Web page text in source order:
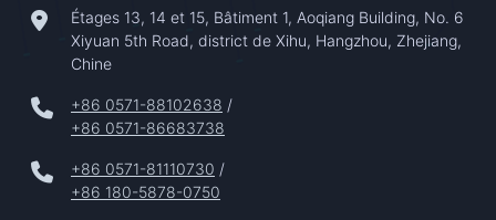
Étages 13, 14 et 15, Bâtiment 1, Aoqiang Building, No. 6
Xiyuan 5th Road, district de Xihu, Hangzhou, Zhejiang,
Chine
+86 0571-88102638 /
+86 0571-86683738
+86 0571-81110730 /
+86 180-5878-0750